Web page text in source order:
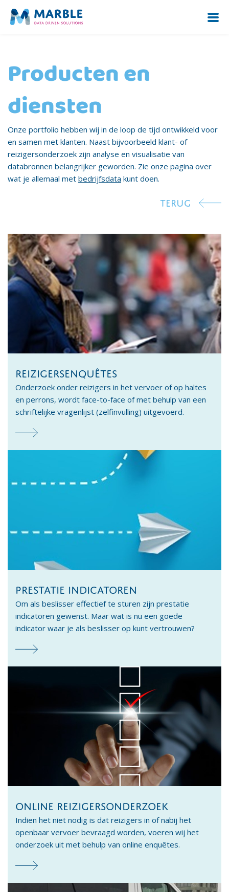
Producten en
diensten
Onze portfolio hebben wij in de loop de tijd ontwikkeld voor
en samen met klanten. Naast bijvoorbeeld klant- of
reizigersonderzoek zijn analyse en visualisatie van
databronnen belangrijker geworden. Zie onze pagina over
wat je allemaal met bedrijfsdata kunt doen.
TERUG
REIZIGERSENQUÊTES
Onderzoek onder reizigers in het vervoer of op haltes
en perrons, wordt face-to-face of met behulp van een
schriftelijke vragenlijst (zelfinvulling) uitgevoerd.
PRESTATIE INDICATOREN
Om als beslisser effectief te sturen zijn prestatie
indicatoren gewenst. Maar wat is nu een goede
indicator waar je als beslisser op kunt vertrouwen?
ONLINE REIZIGERSONDERZOEK
Indien het niet nodig is dat reizigers in of nabij het
openbaar vervoer bevraagd worden, voeren wij het
onderzoek uit met behulp van online enquêtes.